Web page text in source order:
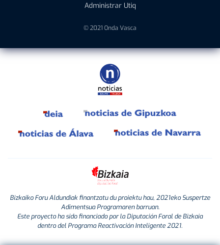
Administrar Utiq
© 2021 Onda Vasca
Bizkaiko Foru Aldundiak finantzatu du proiektu hau, 2021eko Suspertze
Adimentsua Programaren barruan.
Este proyecto ha sido financiado por la Diputación Foral de Bizkaia
dentro del Programa Reactivación Inteligente 2021.